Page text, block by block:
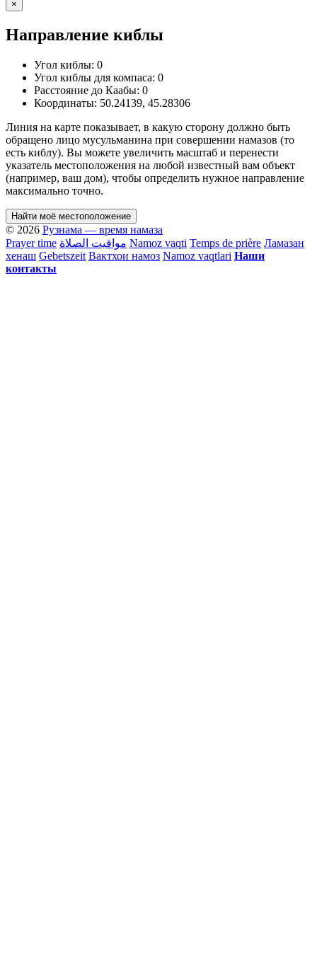
×
Направление киблы
Угол киблы: 0
Угол киблы для компаса: 0
Расстояние до Каабы: 0
Координаты: 50.24139, 45.28306
Линия на карте показывает, в какую сторону должно быть
обращено лицо мусульманина при совершении намазов (то
есть киблу). Вы можете увеличить масштаб и перенести
указатель местоположения на любой известный вам объект
(например, ваш дом), чтобы определить нужное направление
максимально точно.
Найти моё местоположение
© 2026 Рузнама — время намаза
Prayer time مواقيت الصلاة Namoz vaqti Temps de prière Ламазан
хенаш Gebetszeit Вактхои намоз Namoz vaqtlari Наши
контакты